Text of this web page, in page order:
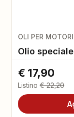
OLI PER MOTORI
Olio speciale
€ 17,90
Listino € 22,20